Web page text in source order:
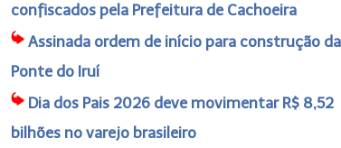
confiscados pela Prefeitura de Cachoeira
Assinada ordem de início para construção da
Ponte do Iruí
Dia dos Pais 2026 deve movimentar R$ 8,52
bilhões no varejo brasileiro